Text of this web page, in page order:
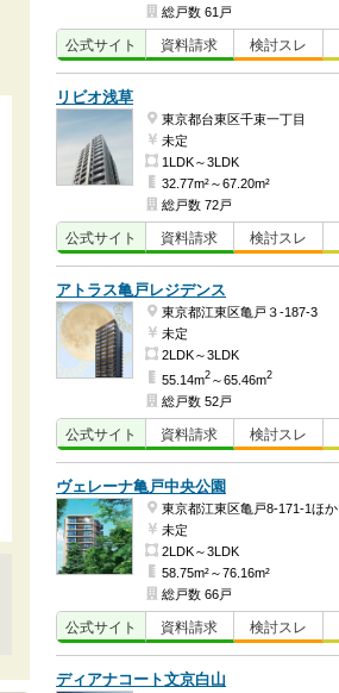
総戸数 61戸
公式サイト 資料請求 検討スレ
リビオ浅草
東京都台東区千束一丁目
未定
1LDK～3LDK
32.77m²～67.20m²
総戸数 72戸
公式サイト 資料請求 検討スレ
アトラス亀戸レジデンス
東京都江東区亀戸３-187-3
未定
2LDK～3LDK
55.14m2 ～65.46m2
総戸数 52戸
公式サイト 資料請求 検討スレ
ヴェレーナ亀戸中央公園
東京都江東区亀戸8-171-1ほか
未定
2LDK～3LDK
58.75m²～76.16m²
総戸数 66戸
公式サイト 資料請求 検討スレ
ディアナコート文京白山